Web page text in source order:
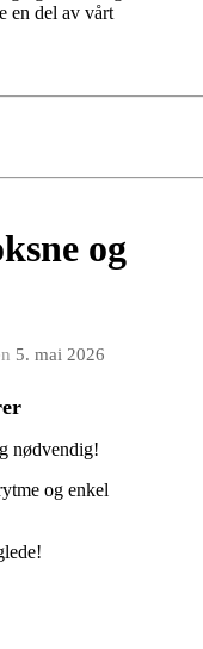
en del av vårt
og
5. mai 2026
nødvendig!
og enkel